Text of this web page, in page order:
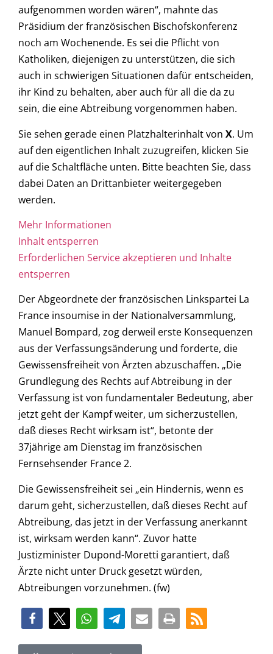
aufgenommen worden wären“, mahnte das
Präsidium der französischen Bischofskonferenz
noch am Wochenende. Es sei die Pflicht von
Katholiken, diejenigen zu unterstützen, die sich
auch in schwierigen Situationen dafür entscheiden,
ihr Kind zu behalten, aber auch für all die da zu
sein, die eine Abtreibung vorgenommen haben.
Sie sehen gerade einen Platzhalterinhalt von X. Um
auf den eigentlichen Inhalt zuzugreifen, klicken Sie
auf die Schaltfläche unten. Bitte beachten Sie, dass
dabei Daten an Drittanbieter weitergegeben
werden.
Mehr Informationen
Inhalt entsperren
Erforderlichen Service akzeptieren und Inhalte
entsperren
Der Abgeordnete der französischen Linkspartei La
France insoumise in der Nationalversammlung,
Manuel Bompard, zog derweil erste Konsequenzen
aus der Verfassungsänderung und forderte, die
Gewissensfreiheit von Ärzten abzuschaffen. „Die
Grundlegung des Rechts auf Abtreibung in der
Verfassung ist von fundamentaler Bedeutung, aber
jetzt geht der Kampf weiter, um sicherzustellen,
daß dieses Recht wirksam ist“, betonte der
37jährige am Dienstag im französischen
Fernsehsender France 2.
Die Gewissensfreiheit sei „ein Hindernis, wenn es
darum geht, sicherzustellen, daß dieses Recht auf
Abtreibung, das jetzt in der Verfassung anerkannt
ist, wirksam werden kann“. Zuvor hatte
Justizminister Dupond-Moretti garantiert, daß
Ärzte nicht unter Druck gesetzt würden,
Abtreibungen vorzunehmen. (fw)